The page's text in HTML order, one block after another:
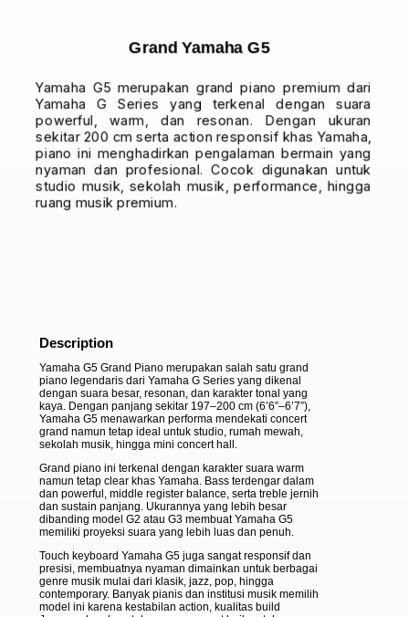
Grand Yamaha G5
Yamaha G5 merupakan grand piano premium dari
Yamaha G Series yang terkenal dengan suara
powerful, warm, dan resonan. Dengan ukuran
sekitar 200 cm serta action responsif khas Yamaha,
piano ini menghadirkan pengalaman bermain yang
nyaman dan profesional. Cocok digunakan untuk
studio musik, sekolah musik, performance, hingga
ruang musik premium.
Description
Yamaha G5 Grand Piano merupakan salah satu grand
piano legendaris dari Yamaha G Series yang dikenal
dengan suara besar, resonan, dan karakter tonal yang
kaya. Dengan panjang sekitar 197–200 cm (6’6”–6’7”),
Yamaha G5 menawarkan performa mendekati concert
grand namun tetap ideal untuk studio, rumah mewah,
sekolah musik, hingga mini concert hall.
Grand piano ini terkenal dengan karakter suara warm
namun tetap clear khas Yamaha. Bass terdengar dalam
dan powerful, middle register balance, serta treble jernih
dan sustain panjang. Ukurannya yang lebih besar
dibanding model G2 atau G3 membuat Yamaha G5
memiliki proyeksi suara yang lebih luas dan penuh.
Touch keyboard Yamaha G5 juga sangat responsif dan
presisi, membuatnya nyaman dimainkan untuk berbagai
genre musik mulai dari klasik, jazz, pop, hingga
contemporary. Banyak pianis dan institusi musik memilih
model ini karena kestabilan action, kualitas build